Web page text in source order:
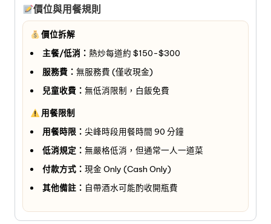
價位與用餐規則
價位拆解
主餐/低消： 熱炒每道約 $150-$300
服務費： 無服務費 (僅收現金)
兒童收費： 無低消限制，白飯免費
用餐限制
用餐時限： 尖峰時段用餐時間 90 分鐘
低消規定： 無嚴格低消，但通常一人一道菜
付款方式： 現金 Only (Cash Only)
其他備註： 自帶酒水可能酌收開瓶費